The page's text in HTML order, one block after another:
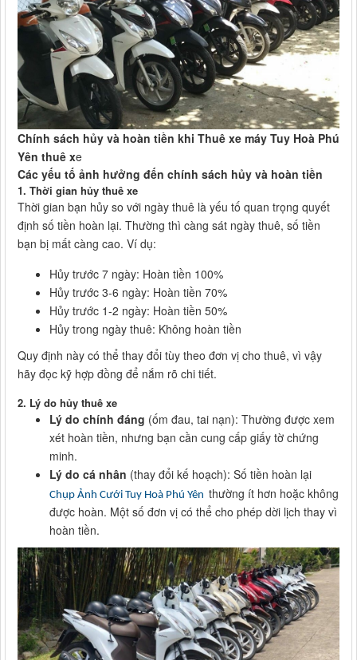
Chính sách hủy và hoàn tiền khi Thuê xe máy Tuy Hoà Phú
Yên thuê xe
Các yếu tố ảnh hưởng đến chính sách hủy và hoàn tiền
1. Thời gian hủy thuê xe
Thời gian bạn hủy so với ngày thuê là yếu tố quan trọng quyết
định số tiền hoàn lại. Thường thì càng sát ngày thuê, số tiền
bạn bị mất càng cao. Ví dụ:
Hủy trước 7 ngày: Hoàn tiền 100%
Hủy trước 3-6 ngày: Hoàn tiền 70%
Hủy trước 1-2 ngày: Hoàn tiền 50%
Hủy trong ngày thuê: Không hoàn tiền
Quy định này có thể thay đổi tùy theo đơn vị cho thuê, vì vậy
hãy đọc kỹ hợp đồng để nắm rõ chi tiết.
2. Lý do hủy thuê xe
Lý do chính đáng (ốm đau, tai nạn): Thường được xem
xét hoàn tiền, nhưng bạn cần cung cấp giấy tờ chứng
minh.
Lý do cá nhân (thay đổi kế hoạch): Số tiền hoàn lại
Chụp Ảnh Cưới Tuy Hoà Phú Yên thường ít hơn hoặc không
được hoàn. Một số đơn vị có thể cho phép dời lịch thay vì
hoàn tiền.